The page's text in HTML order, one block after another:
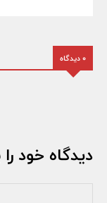
0 دیدگاه
دیدگاه خود